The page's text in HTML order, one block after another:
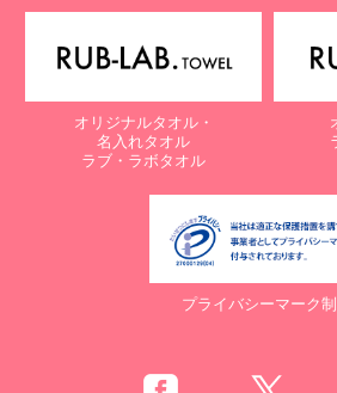
オリジナルタオル・
名入れタオル
ラブ・ラボタオル
プライバシーマーク